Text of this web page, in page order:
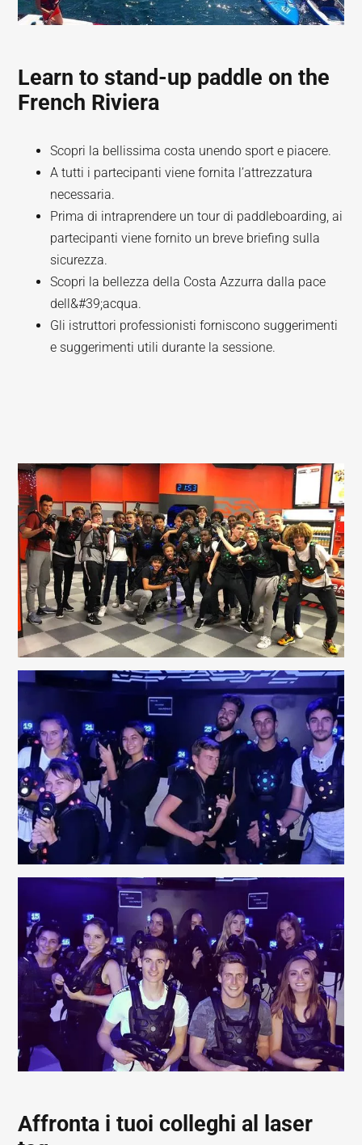
Learn to stand-up paddle on the
French Riviera
Scopri la bellissima costa unendo sport e piacere.
A tutti i partecipanti viene fornita l’attrezzatura
necessaria.
Prima di intraprendere un tour di paddleboarding, ai
partecipanti viene fornito un breve briefing sulla
sicurezza.
Scopri la bellezza della Costa Azzurra dalla pace
dell&#39;acqua.
Gli istruttori professionisti forniscono suggerimenti
e suggerimenti utili durante la sessione.
Affronta i tuoi colleghi al laser